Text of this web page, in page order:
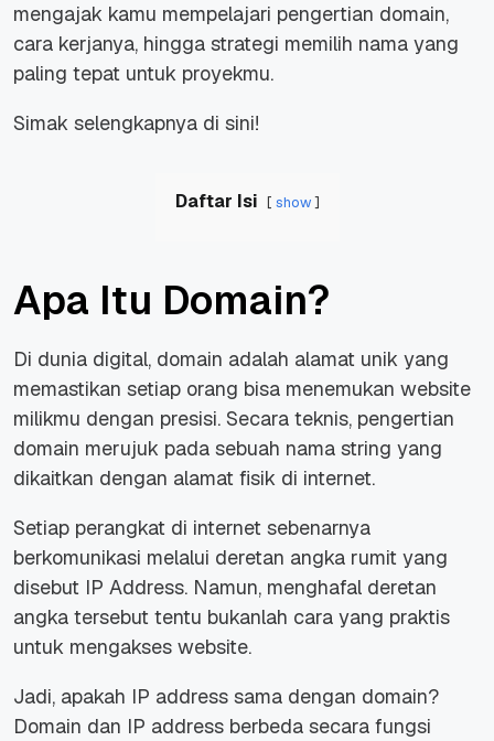
mengajak kamu mempelajari pengertian domain,
cara kerjanya, hingga strategi memilih nama yang
paling tepat untuk proyekmu.
Simak selengkapnya di sini!
Daftar Isi show
Apa Itu Domain?
Di dunia digital, domain adalah alamat unik yang
memastikan setiap orang bisa menemukan website
milikmu dengan presisi. Secara teknis, pengertian
domain merujuk pada sebuah nama string yang
dikaitkan dengan alamat fisik di internet.
Setiap perangkat di internet sebenarnya
berkomunikasi melalui deretan angka rumit yang
disebut IP Address. Namun, menghafal deretan
angka tersebut tentu bukanlah cara yang praktis
untuk mengakses website.
Jadi, apakah IP address sama dengan domain?
Domain dan IP address berbeda secara fungsi